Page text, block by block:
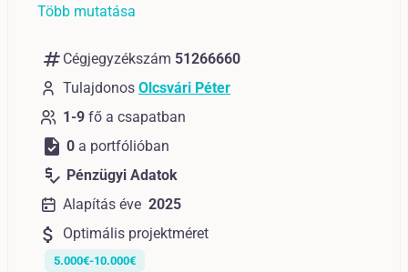
Több mutatása
numbers Cégjegyzékszám 51266660
Tulajdonos Olcsvári Péter
1-9 fő a csapatban
task 0 a portfólióban
price_check Pénzügyi Adatok
Alapítás éve 2025
attach_money Optimális projektméret
5.000€-10.000€